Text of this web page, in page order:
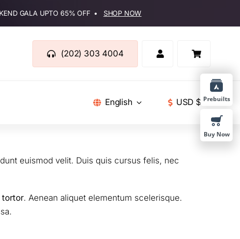
GALA UPTO 65% OFF • SHOP NOW
(202) 303 4004
English USD $
euismod velit. Duis quis cursus felis, nec
tortor. Aenean aliquet elementum scelerisque.
Prebuilts
Buy Now